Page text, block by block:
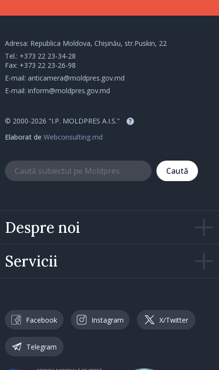
Despre noi
Servicii
Adresa: Republica Moldova, Chișinău, str.Puskin, 22
Tel.: +373 22 23-34-28
Fax: +373 22 23-26-98
E-mail: anticamera@moldpres.gov.md
E-mail: inform@moldpres.gov.md
© 2000-2026 "I.P. MOLDPRES A.I.S." ?
Elaborat de Webconsulting.md
Caută
Facebook Instagram X/Twitter
Telegram